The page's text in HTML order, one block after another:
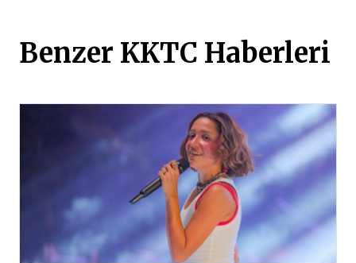
Benzer KKTC Haberleri